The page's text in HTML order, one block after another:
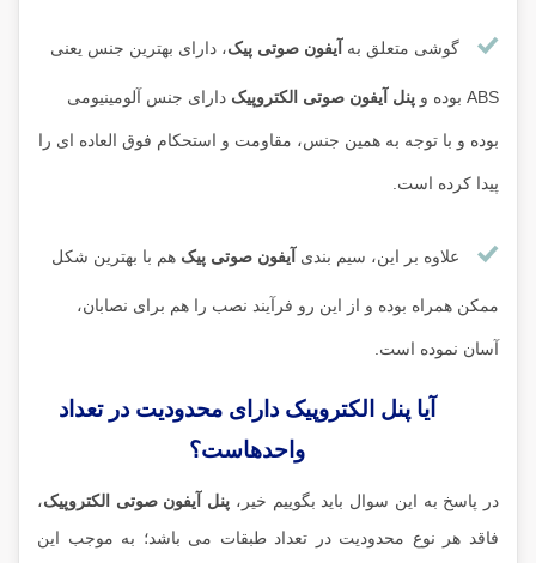
گوشی متعلق به آیفون صوتی پیک، دارای بهترین جنس یعنی
ABS بوده و پنل آیفون صوتی الکتروپیک دارای جنس آلومینیومی
بوده و با توجه به همین جنس، مقاومت و استحکام فوق العاده ای را
پیدا کرده است.
علاوه بر این، سیم بندی آیفون صوتی پیک هم با بهترین شکل
ممکن همراه بوده و از این رو فرآیند نصب را هم برای نصابان،
آسان نموده است.
آیا پنل الکتروپیک دارای محدودیت در تعداد
واحدهاست؟
در پاسخ به این سوال باید بگوییم خیر، پنل آیفون صوتی الکتروپیک،
فاقد هر نوع محدودیت در تعداد طبقات می باشد؛ به موجب این